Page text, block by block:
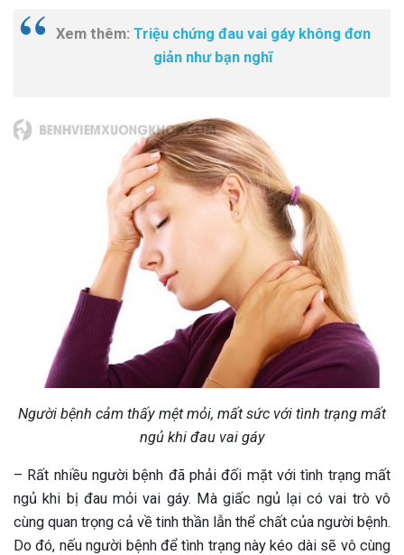
Xem thêm: Triệu chứng đau vai gáy không đơn
giản như bạn nghĩ
Người bệnh cảm thấy mệt mỏi, mất sức với tình trạng mất
ngủ khi đau vai gáy
– Rất nhiều người bệnh đã phải đối mặt với tình trạng mất
ngủ khi bị đau mỏi vai gáy. Mà giấc ngủ lại có vai trò vô
cùng quan trọng cả về tinh thần lẫn thể chất của người bệnh.
Do đó, nếu người bệnh để tình trạng này kéo dài sẽ vô cùng